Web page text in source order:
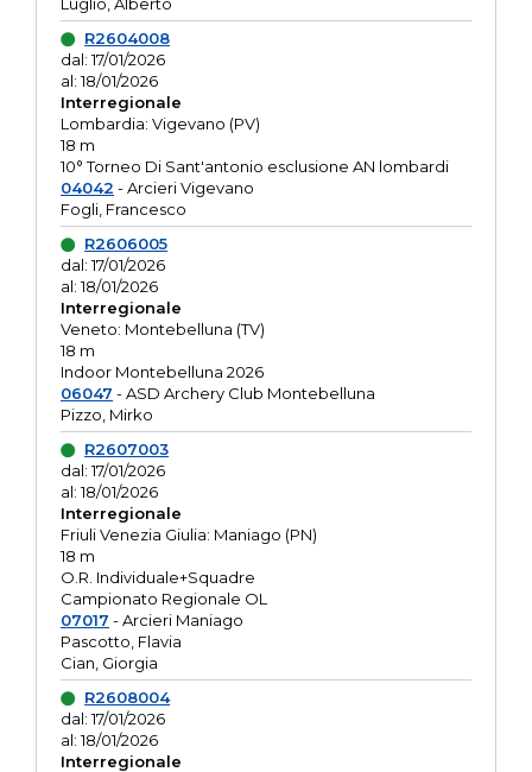
R2604008
dal: 17/01/2026
al: 18/01/2026
Interregionale
Lombardia: Vigevano (PV)
18 m
10° Torneo Di Sant'antonio esclusione AN lombardi
04042 - Arcieri Vigevano
Fogli, Francesco
R2606005
dal: 17/01/2026
al: 18/01/2026
Interregionale
Veneto: Montebelluna (TV)
18 m
Indoor Montebelluna 2026
06047 - ASD Archery Club Montebelluna
Pizzo, Mirko
R2607003
dal: 17/01/2026
al: 18/01/2026
Interregionale
Friuli Venezia Giulia: Maniago (PN)
18 m
O.R. Individuale+Squadre
Campionato Regionale OL
07017 - Arcieri Maniago
Pascotto, Flavia
Cian, Giorgia
R2608004
dal: 17/01/2026
al: 18/01/2026
Interregionale